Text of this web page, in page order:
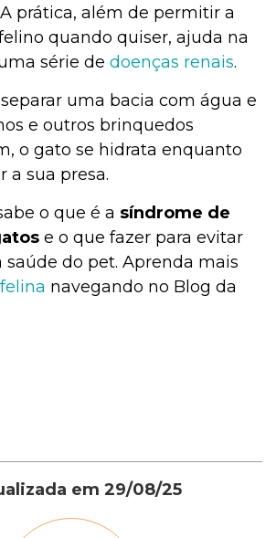
prática, além de permitir a
quando quiser, ajuda na
série de doenças renais.
uma bacia com água e
e outros brinquedos
o gato se hidrata enquanto
a sua presa.
o que é a síndrome de
e o que fazer para evitar
saúde do pet. Aprenda mais
navegando no Blog da
em 29/08/25